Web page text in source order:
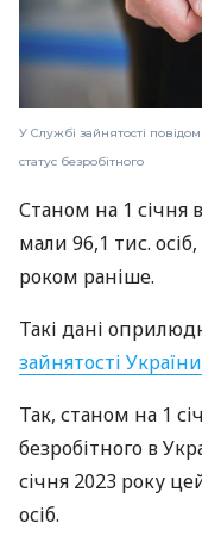
У Службі зайнятості
статус безробітного
Станом на 1 січня
мали 96,1 тис.
роком раніше.
Такі дані
зайнятості України
Так, станом на 1
безробітного в
січня 2023 року
осіб.